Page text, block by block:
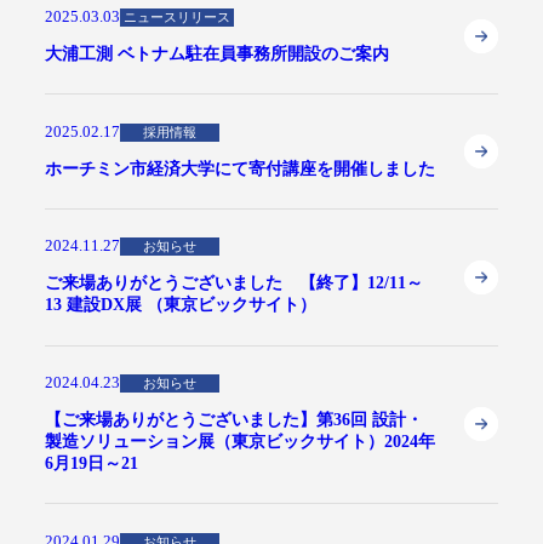
2025.03.03 ニュースリリース
大浦工測 ベトナム駐在員事務所開設のご案内
2025.02.17 採用情報
ホーチミン市経済大学にて寄付講座を開催しました
2024.11.27 お知らせ
ご来場ありがとうございました 【終了】12/11～
13 建設DX展 （東京ビックサイト）
2024.04.23 お知らせ
【ご来場ありがとうございました】第36回 設計・
製造ソリューション展（東京ビックサイト）2024年
6月19日～21